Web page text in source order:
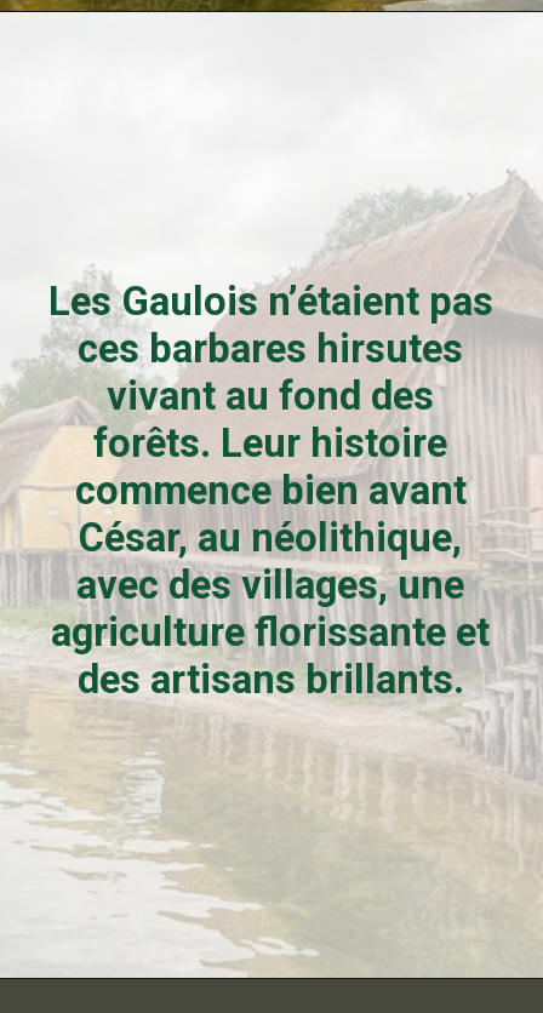
Les Gaulois n’étaient pas
ces barbares hirsutes
vivant au fond des
forêts. Leur histoire
commence bien avant
César, au néolithique,
avec des villages, une
agriculture florissante et
des artisans brillants.